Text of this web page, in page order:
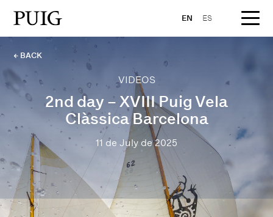
EN ES
← BACK
VIDEOS
2nd day – XVIII Puig Vela
Clàssica Barcelona
11 de July de 2025